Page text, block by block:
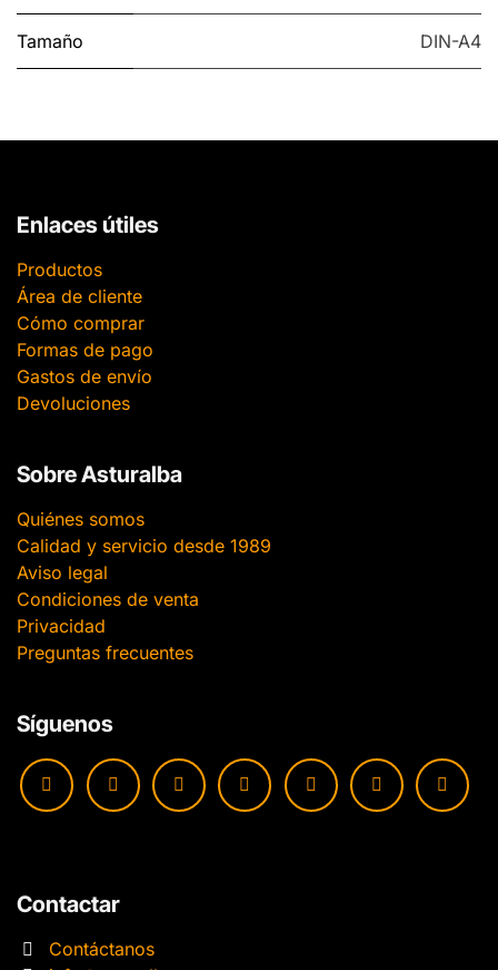
Tamaño DIN-A4
Enlaces útiles
Productos
Área de cliente
Cómo comprar
Formas de pago
Gastos de envío
Devoluciones
Sobre Asturalba
Quiénes somos
Calidad y servicio desde 1989
Aviso legal
Condiciones de venta
Privacidad
Preguntas frecuentes
Síguenos
Contactar
Contáctanos